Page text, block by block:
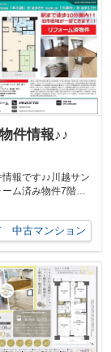
件情報♪♪
報です♪♪川越サン
ム済み物件7階部
川越市駅 徒歩
中古マンション